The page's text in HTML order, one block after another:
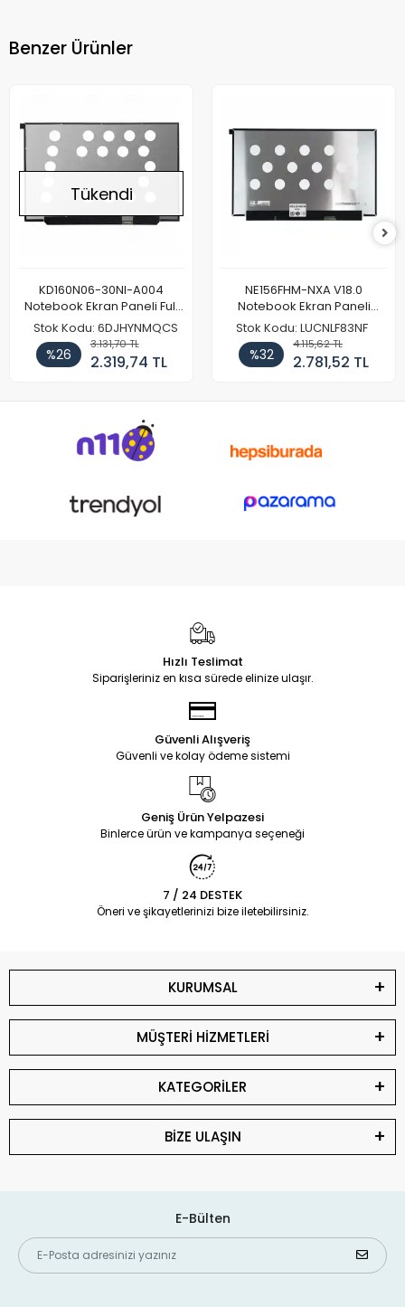
Benzer Ürünler
Tükendi
KD160N06-30NI-A004
Notebook Ekran Paneli Full
HD
Stok Kodu: 6DJHYNMQCS
%26
3.131,70 TL
2.319,74 TL
NE156FHM-NXA V18.0
Notebook Ekran Paneli
144Hz
Stok Kodu: LUCNLF83NF
%32
4.115,62 TL
2.781,52 TL
Hızlı Teslimat
Siparişleriniz en kısa sürede elinize ulaşır.
Güvenli Alışveriş
Güvenli ve kolay ödeme sistemi
Geniş Ürün Yelpazesi
Binlerce ürün ve kampanya seçeneği
7 / 24 DESTEK
Öneri ve şikayetlerinizi bize iletebilirsiniz.
KURUMSAL
MÜŞTERİ HİZMETLERİ
KATEGORİLER
BİZE ULAŞIN
E-Bülten